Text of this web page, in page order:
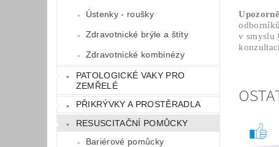
Ústenky - roušky
Zdravotnické brýle a štíty
Zdravotnické kombinézy
PATOLOGICKÉ VAKY PRO
ZEMŘELÉ
PŘIKRÝVKY A PROSTĚRADLA
RESUSCITAČNÍ POMŮCKY
Bariérové pomůcky
v smyslu